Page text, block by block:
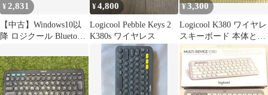
¥ 2,831
【中古】Windows10以
降 ロジクール Bluetooth
語配列/パンタグラフ
(グラファイト)
[K380sGR]
¥4,800
Logicool Pebble Keys 2
K380s ワイヤレス
¥3,300
Logicool K380 ワイヤレ
スキーボード 本体とケ
ースのセット